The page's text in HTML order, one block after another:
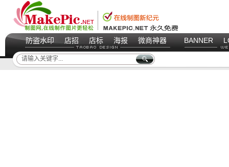
防盗水印 店招 店标 海报 微商神器 BANNER